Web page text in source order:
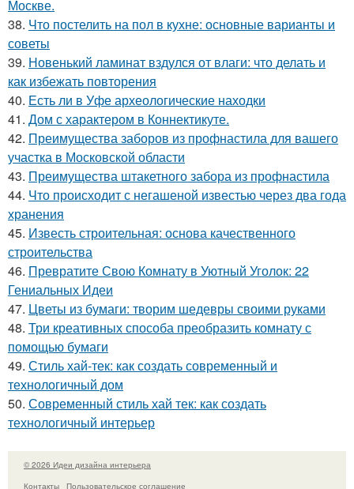
Москве.
38. Что постелить на пол в кухне: основные варианты и
советы
39. Новенький ламинат вздулся от влаги: что делать и
как избежать повторения
40. Есть ли в Уфе археологические находки
41. Дом с характером в Коннектикуте.
42. Преимущества заборов из профнастила для вашего
участка в Московской области
43. Преимущества штакетного забора из профнастила
44. Что происходит с негашеной известью через два года
хранения
45. Известь строительная: основа качественного
строительства
46. Превратите Свою Комнату в Уютный Уголок: 22
Гениальных Идеи
47. Цветы из бумаги: творим шедевры своими руками
48. Три креативных способа преобразить комнату с
помощью бумаги
49. Стиль хай-тек: как создать современный и
технологичный дом
50. Современный стиль хай тек: как создать
технологичный интерьер
© 2026 Идеи дизайна интерьера
Контакты
Пользовательское соглашение